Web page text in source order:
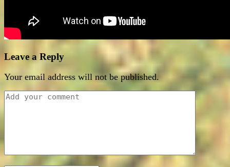
Leave a Reply
Your email address will not be published.